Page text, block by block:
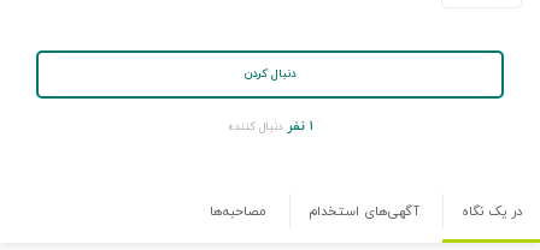
دنبال کردن
۱ نفر دنبال کننده
در یک نگاه آگهی‌های استخدام مصاحبه‌ها